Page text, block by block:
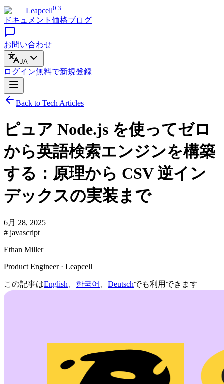
Leapcell0.3
ドキュメント 価格ブログ
お問い合わせ
JA
ログイン無料で新規登録
Back to Tech Articles
ピュア Node.js を使ってゼロ
から英語検索エンジンを構築
する：原理から CSV 逆イン
デックスの実装まで
6月 28, 2025
# javascript
Ethan Miller
Product Engineer · Leapcell
この記事はEnglish 한국어 Deutschでも利用できます